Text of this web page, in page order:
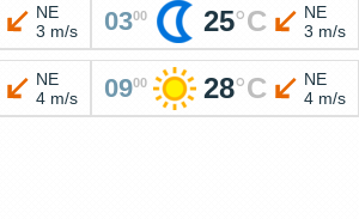
NE
3 m/s
0300 25°C
NE
3 m/s
NE
4 m/s
0900 28°C
NE
4 m/s